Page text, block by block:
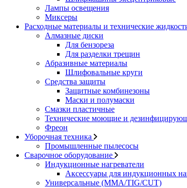
Лампы освещения
Миксеры
Расходные материалы и технические
Алмазные диски
Для бензореза
Для разделки трещин
Абразивные материалы
Шлифовальные круги
Средства защиты
Защитные комбинезоны
Маски и полумаски
Смазки пластичные
Технические моющие и
Фреон
Уборочная техника
Промышленные пылесосы
Сварочное оборудование
Индукционные нагреватели
Аксессуары для индукционных
Универсальные (MMA/TIG/CUT)